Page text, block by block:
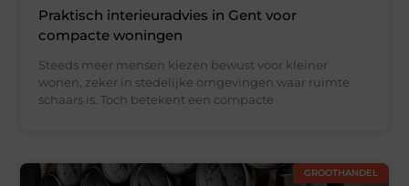
Praktisch interieuradvies in Gent voor
compacte woningen
Steeds meer mensen kiezen bewust voor kleiner
wonen, zeker in stedelijke omgevingen waar ruimte
schaars is. Toch betekent een compacte
GROOTHANDEL